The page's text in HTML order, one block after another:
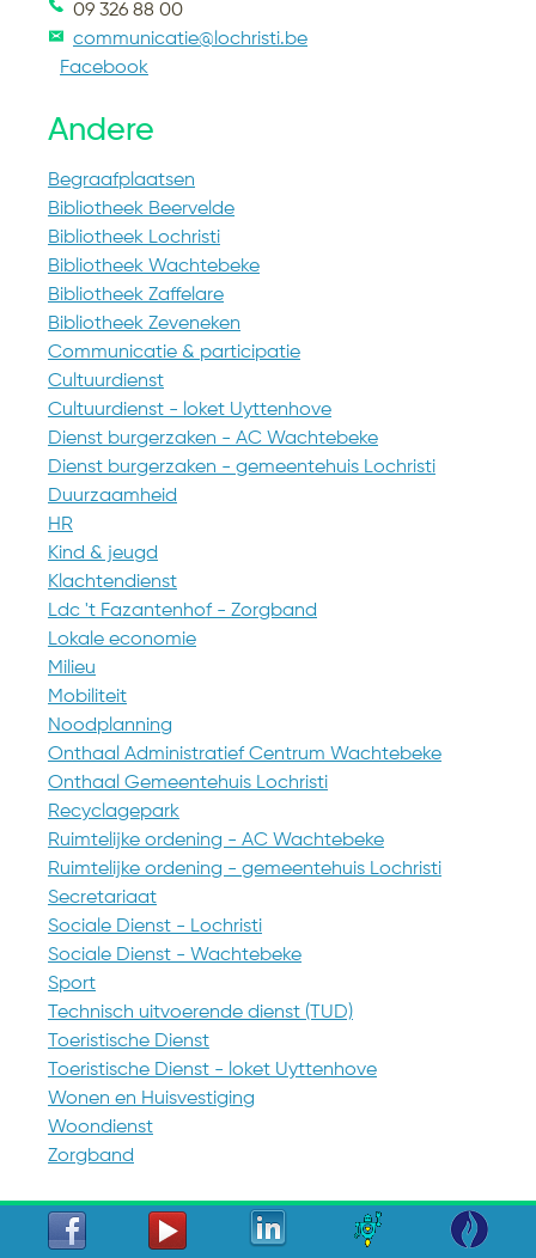
09 326 88 00
communicatie@lochristi.be
Facebook
Andere
Begraafplaatsen
Bibliotheek Beervelde
Bibliotheek Lochristi
Bibliotheek Wachtebeke
Bibliotheek Zaffelare
Bibliotheek Zeveneken
Communicatie & participatie
Cultuurdienst
Cultuurdienst - loket Uyttenhove
Dienst burgerzaken - AC Wachtebeke
Dienst burgerzaken - gemeentehuis Lochristi
Duurzaamheid
HR
Kind & jeugd
Klachtendienst
Ldc 't Fazantenhof - Zorgband
Lokale economie
Milieu
Mobiliteit
Noodplanning
Onthaal Administratief Centrum Wachtebeke
Onthaal Gemeentehuis Lochristi
Recyclagepark
Ruimtelijke ordening - AC Wachtebeke
Ruimtelijke ordening - gemeentehuis Lochristi
Secretariaat
Sociale Dienst - Lochristi
Sociale Dienst - Wachtebeke
Sport
Technisch uitvoerende dienst (TUD)
Toeristische Dienst
Toeristische Dienst - loket Uyttenhove
Wonen en Huisvestiging
Woondienst
Zorgband